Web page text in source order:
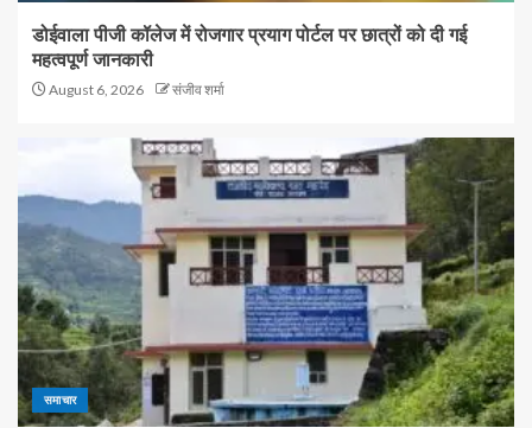
डोईवाला पीजी कॉलेज में रोजगार प्रयाग पोर्टल पर छात्रों को दी गई
महत्वपूर्ण जानकारी
August 6, 2026 संजीव शर्मा
समाचार